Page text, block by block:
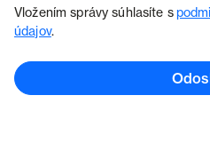
Vložením správy súhlasíte s
údajov.